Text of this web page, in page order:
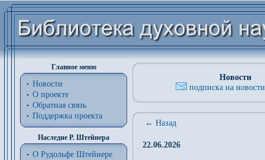
Главное меню
Новости
О проекте
Обратная связь
Поддержка проекта
Наследие Р. Штейнера
О Рудольфе Штейнере
Новости
подписка на
← Назад
22.06.2026